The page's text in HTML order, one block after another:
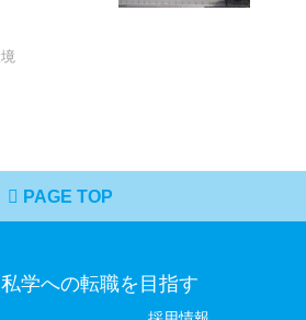
PAGE TOP
学への転職を目指す